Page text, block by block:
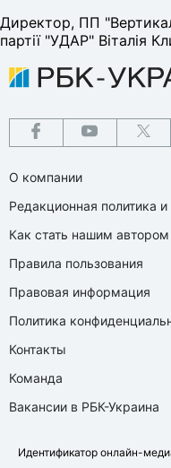
Директор, ПП
партії "УДАР" Віталія
О компании
Редакционная политика
Как стать нашим автором
Правила пользования
Правовая информация
Политика
Контакты
Команда
Вакансии в РБК-Украина
Идентификатор онлайн-